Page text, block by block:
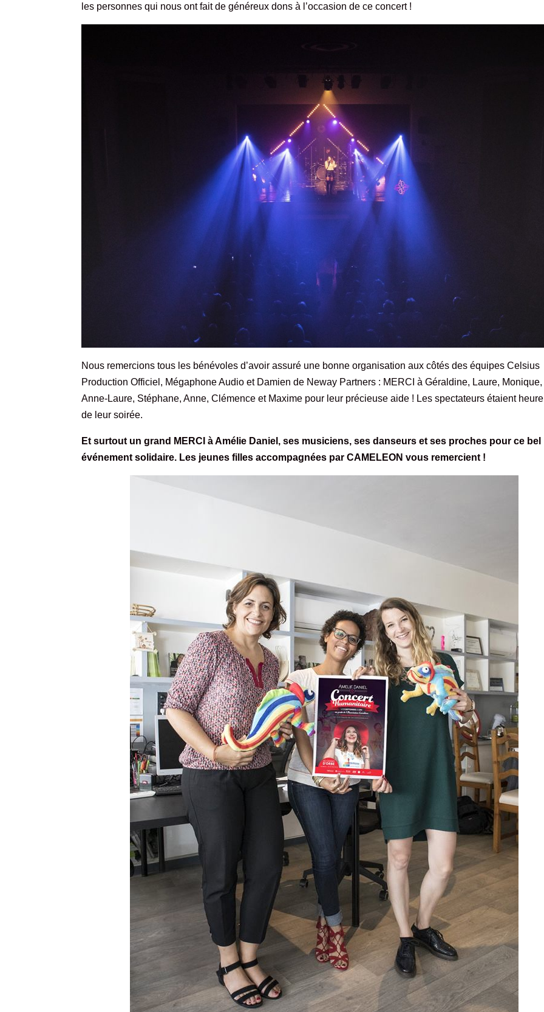
les personnes qui nous ont fait de généreux dons à l’occasion de ce concert !
Nous remercions tous les bénévoles d’avoir assuré une bonne organisation aux côtés des équipesCelsius
Production Officiel , Mégaphone Audio et Damien de Neway Partners : MERCI à Géraldine, Laure, Monique,
Anne-Laure, Stéphane, Anne, Clémence et Maxime pour leur précieuse aide ! Les spectateurs étaient
de leur soirée.
Et surtout un grand MERCI à Amélie Daniel, ses musiciens, ses danseurs et ses proches pour ce bel
événement solidaire. Les jeunes filles accompagnées par CAMELEON vous remercient !